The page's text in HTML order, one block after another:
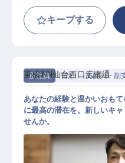
キープする
正社員 宿泊 支配人・副
東横INN仙台西口広瀬通
あなたの経験と温かいおも
に最高の滞在を。新しいキ
せんか。